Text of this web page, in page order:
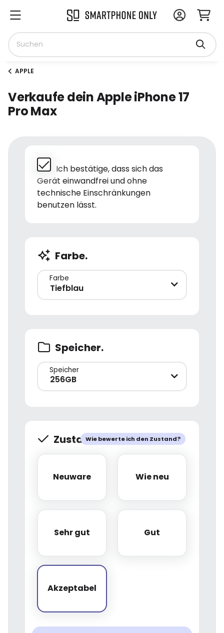
APPLE
Verkaufe dein Apple iPhone 17
Pro Max
Ich bestätige, dass sich das
Gerät einwandfrei und ohne
technische Einschränkungen
benutzen lässt.
Farbe.
Farbe
Tiefblau
Speicher.
Speicher
256GB
Wie bewerte ich den Zustand?
Zustand.
Neuware
Neuware Wie neu
Wie neu
Sehr gut
Sehr gut Gut
Gut
Akzeptabel
Akzeptabel